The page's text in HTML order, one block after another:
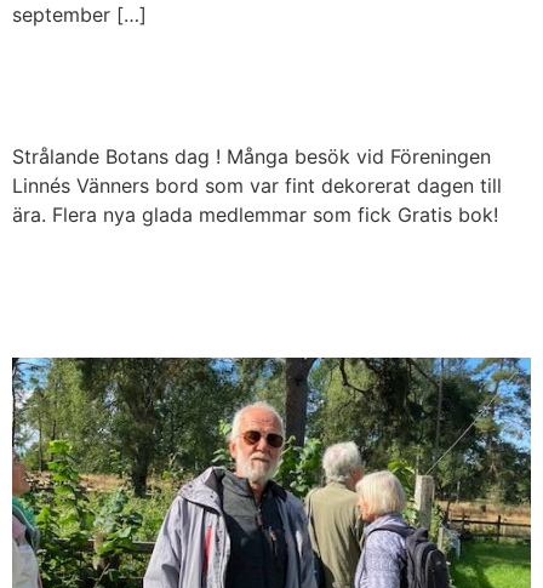
september […]
Strålande Botans dag ! Många besök vid Föreningen
Linnés Vänners bord som var fint dekorerat dagen till
ära. Flera nya glada medlemmar som fick Gratis bok!